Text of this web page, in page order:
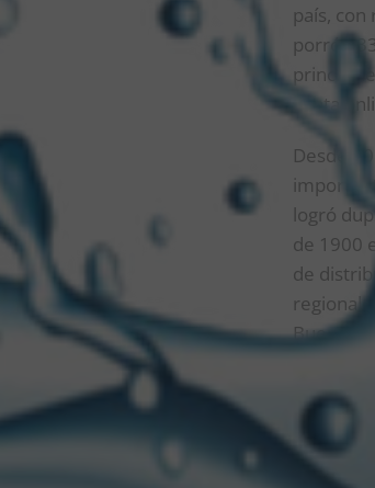
país,
porrón
venta
Desde
logró
de 1900
de
Buenos
Diego
hito
primera